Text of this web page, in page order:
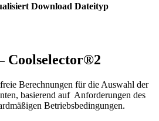
Download Dateityp
Coolselector®2
Berechnungen für die Auswahl der
basierend auf Anforderungen des
Betriebsbedingungen.